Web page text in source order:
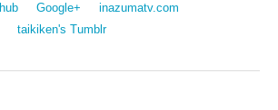
Google+
inazumatv.com
taikiken's Tumblr